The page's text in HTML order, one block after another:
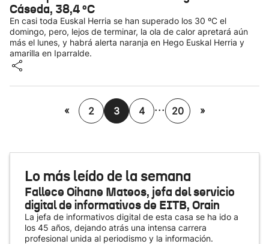
Cáseda, 38,4 ºC
En casi toda Euskal Herria se han superado los 30 ºC el
domingo, pero, lejos de terminar, la ola de calor apretará aún
más el lunes, y habrá alerta naranja en Hego Euskal Herria y
amarilla en Iparralde.
« 2 3 4 ... 20 »
Lo más leído de la semana
Fallece Oihane Mateos, jefa del servicio
digital de informativos de EITB, Orain
La jefa de informativos digital de esta casa se ha ido a
los 45 años, dejando atrás una intensa carrera
profesional unida al periodismo y la información.